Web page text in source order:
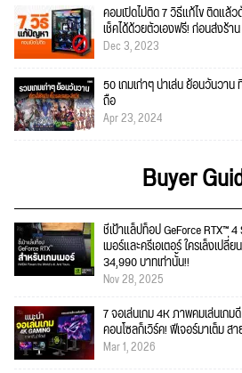
คอมเปิดไม่ติด 7 วิธีแก้ไข ติดแล้ว
เช็คได้ด้วยตัวเองฟรี! ก่อนส่งร้าน
Dec 3, 2023
50 เกมเก่าๆ น่าเล่น ย้อนวันวา
ถือ
Apr 23, 2024
Buyer
ชี้เป้าแล็ปท็อป GeForce RTX™
เมอร์และครีเอเตอร์ ใครเล็งเปลี่
34,990 บาทเท่านั้น!!
Nov 28, 2025
7 จอเล่นเกม 4K ภาพคมเล่นเก
คอนโซลก็เวิร์ค! ฟีเจอร์มาเต็ม
Mar 1, 2026